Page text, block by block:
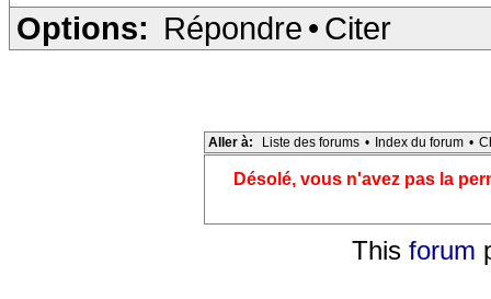
Options: Répondre • Citer
Aller à: Liste des forums • Index du forum •
Désolé, vous n'avez pas la
This forum